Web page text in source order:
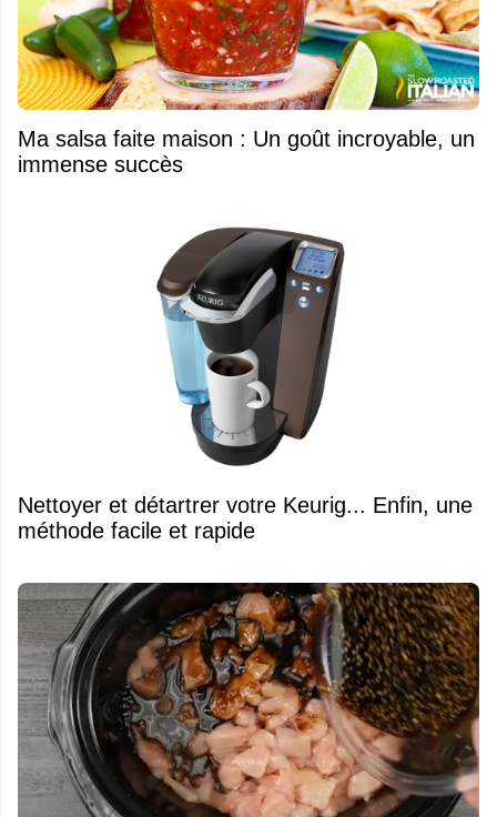
Ma salsa faite maison : Un goût incroyable, un
immense succès
Nettoyer et détartrer votre Keurig... Enfin, une
méthode facile et rapide